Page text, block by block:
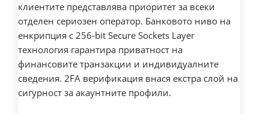
клиентите представлява приоритет за всеки
отделен сериозен оператор. Банковото ниво на
енкрипция с 256-bit Secure Sockets Layer
технология гарантира приватност на
финансовите транзакции и индивидуалните
сведения. 2FA верификация внася екстра слой на
сигурност за акаунтните профили.